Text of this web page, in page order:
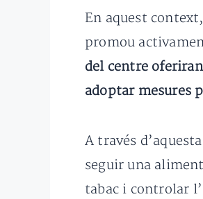
En aquest
promou
del centre
adoptar mesures
A través
seguir una
tabac i controlar